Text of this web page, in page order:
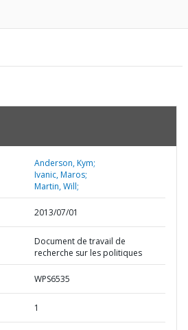
Anderson, Kym;
Ivanic, Maros;
Martin, Will;
2013/07/01
Document de travail de
recherche sur les politiques
WPS6535
1